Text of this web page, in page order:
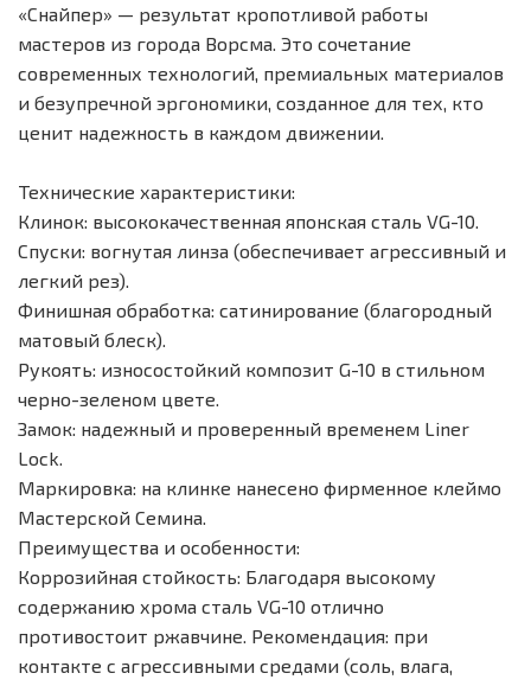
«Снайпер» — результат кропотливой работы
мастеров из города Ворсма. Это сочетание
современных технологий, премиальных материалов
и безупречной эргономики, созданное для тех, кто
ценит надежность в каждом движении.
Технические характеристики:
Клинок: высококачественная японская сталь VG-10.
Спуски: вогнутая линза (обеспечивает агрессивный и
легкий рез).
Финишная обработка: сатинирование (благородный
матовый блеск).
Рукоять: износостойкий композит G-10 в стильном
черно-зеленом цвете.
Замок: надежный и проверенный временем Liner
Lock.
Маркировка: на клинке нанесено фирменное клеймо
Мастерской Семина.
Преимущества и особенности:
Коррозийная стойкость: Благодаря высокому
содержанию хрома сталь VG-10 отлично
противостоит ржавчине. Рекомендация: при
контакте с агрессивными средами (соль, влага,